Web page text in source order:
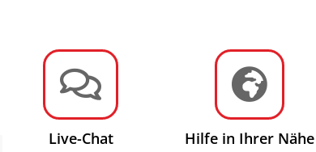

Live-Chat

Hilfe in Ihrer Nähe